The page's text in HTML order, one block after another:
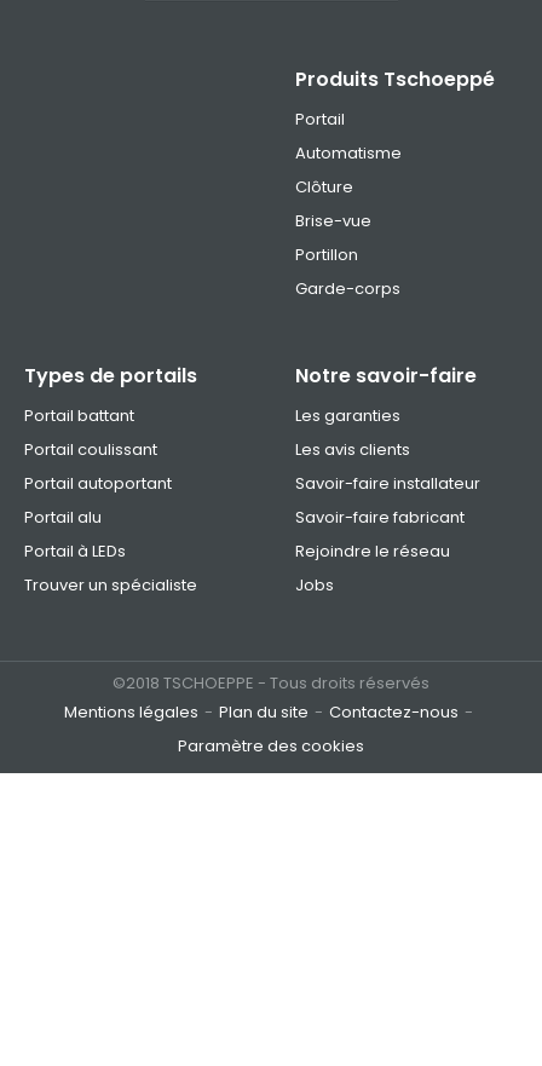
Produits Tschoeppé
Portail
Automatisme
Clôture
Brise-vue
Portillon
Garde-corps
Types de portails
Portail battant
Portail coulissant
Portail autoportant
Portail alu
Portail à LEDs
Trouver un spécialiste
Notre savoir-faire
Les garanties
Les avis clients
Savoir-faire installateur
Savoir-faire fabricant
Rejoindre le réseau
Jobs
©2018 TSCHOEPPE - Tous droits réservés
Mentions légales
Plan du site
Contactez-nous
Paramètre des cookies